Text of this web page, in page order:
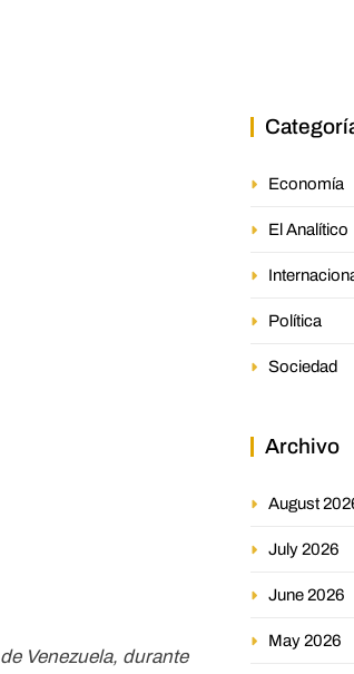
Venezuela, durante
Economía
El Analítico
Política
Sociedad
Archivo
August
July 2026
June 2026
May 2026